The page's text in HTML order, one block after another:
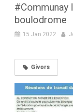
#Communay
boulodrome
15 Jan 2022
Givors